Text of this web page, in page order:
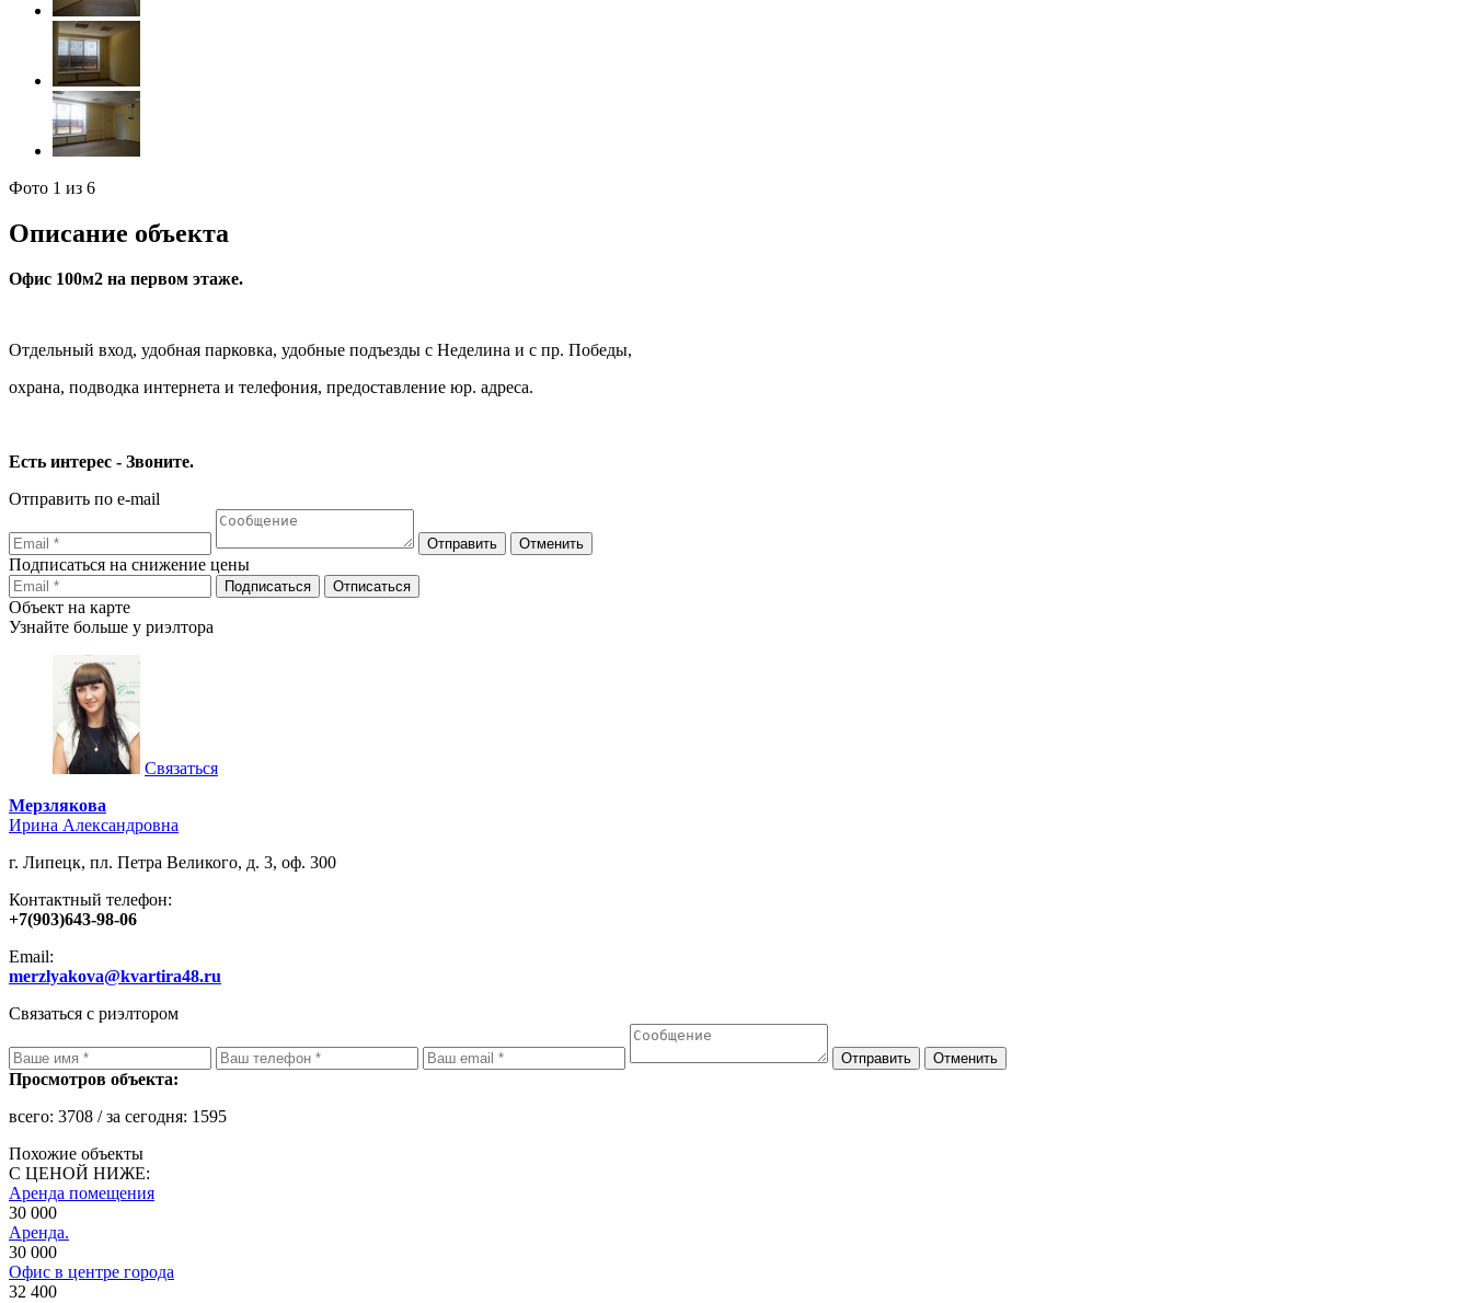
Фото 1 из 6
Описание объекта
Офис 100м2 на первом этаже.
Отдельный вход, удобная парковка, удобные подъезды с Неделина и с пр. Победы,
охрана, подводка интернета и телефония, предоставление юр. адреса.
Есть интерес - Звоните.
Отправить по e-mail
Подписаться на снижение цены
Объект на карте
Узнайте больше у риэлтора
Связаться
Мерзлякова
Ирина Александровна
г. Липецк, пл. Петра Великого, д. 3, оф. 300
Контактный телефон:
+7(903)643-98-06
Email:
merzlyakova@kvartira48.ru
Связаться с риэлтором
Просмотров объекта:
всего: 3708 / за сегодня: 1595
Похожие объекты
С ЦЕНОЙ НИЖЕ:
Аренда помещения
30 000
Аренда.
30 000
Офис в центре города
32 400